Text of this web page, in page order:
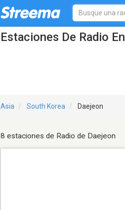
Estaciones De Radio
Asia South Korea Daejeon
8 estaciones de Radio de Daejeon